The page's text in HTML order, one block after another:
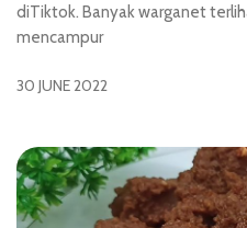
diTiktok. Banyak warganet
mencampur
30 JUNE 2022